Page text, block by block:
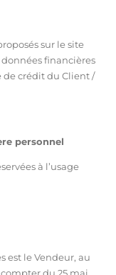
sur le site
financières
de crédit du Client /
personnel
à l’usage
est le Vendeur, au